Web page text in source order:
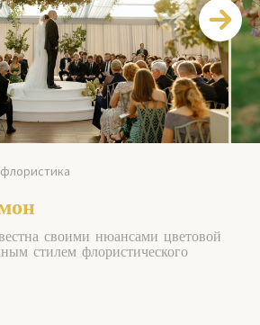
своими нюансами цветовой
стилем флористического